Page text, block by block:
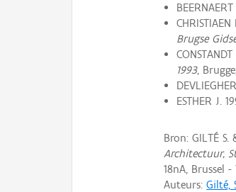
Brugse
1993,
ESTHER J.
Bron: GILTÉ S.
Architectuur,
18nA, Brussel
Auteurs:Gilté,